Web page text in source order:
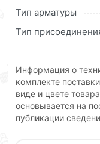
Тип арматуры
Тип
Информация о
комплекте
виде и цвете
основывается на
публикации